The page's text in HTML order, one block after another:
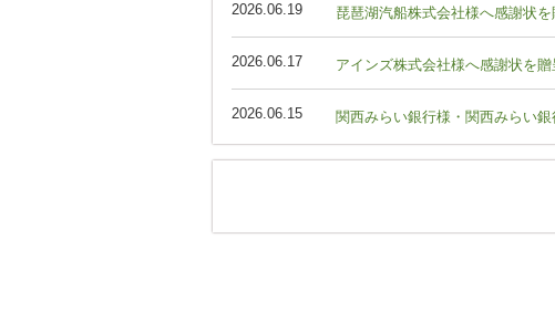
2026.06.19 琵琶湖汽船株式会社様へ感謝状を
2026.06.17 アインズ株式会社様へ感謝状を贈
2026.06.15 関西みらい銀行様・関西みらい